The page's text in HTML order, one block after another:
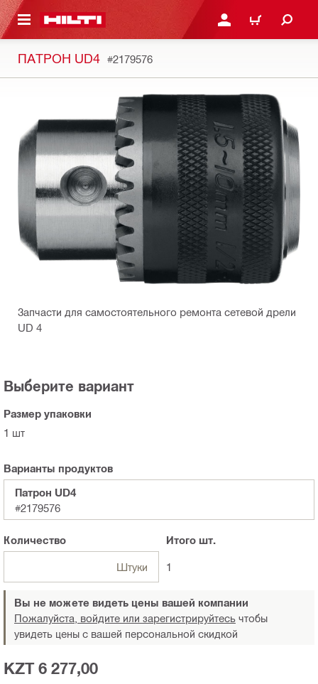
КОНТЕНТУ ВОЙДИТЕ В СВОЮ
КОРЗИНА
ПАТРОН UD4 #2179576
Запчасти для самостоятельного ремонта сетевой дрели
UD 4
Выберите вариант
Размер упаковки
1 шт
Варианты продуктов
Патрон UD4
#2179576
Количество
Штуки
Итого шт.
1
Вы не можете видеть цены вашей компании
Пожалуйста, войдите или зарегистрируйтесь чтобы
увидеть цены с вашей персональной скидкой
KZT 6 277,00